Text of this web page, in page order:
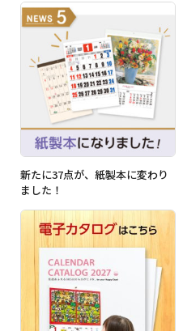
新たに37点が、紙製本に変わり
ました！